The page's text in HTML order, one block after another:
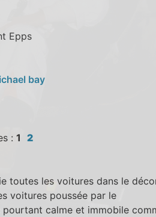
Epps
bay
: 1 2
toutes les voitures dans le
voitures poussée par le
calme et immobile